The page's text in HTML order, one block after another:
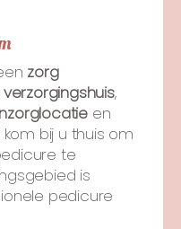
zorg
verzorgingshuis,
en
bij u thuis om
te
is
pedicure